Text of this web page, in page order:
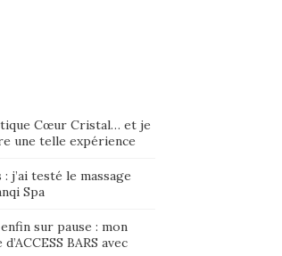
Cœur Cristal… et je
une telle expérience
j’ai testé le massage
Spa
sur pause : mon
BARS avec